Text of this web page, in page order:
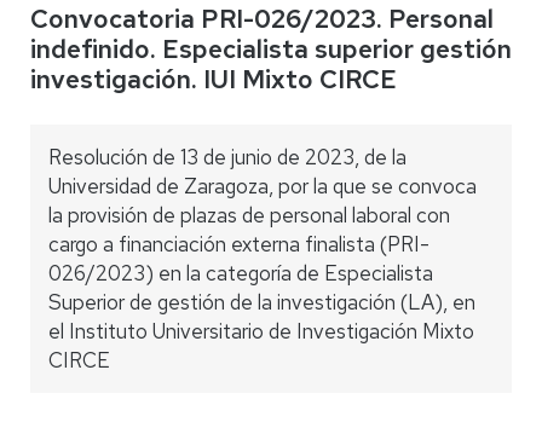
Convocatoria PRI-026/2023. Personal
indefinido. Especialista superior gestión
investigación. IUI Mixto CIRCE
Resolución de 13 de junio de 2023, de la
Universidad de Zaragoza, por la que se convoca
la provisión de plazas de personal laboral con
cargo a financiación externa finalista (PRI-
026/2023) en la categoría de Especialista
Superior de gestión de la investigación (LA), en
el Instituto Universitario de Investigación Mixto
CIRCE